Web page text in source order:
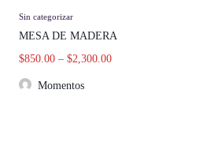
Sin categorizar
MESA DE MADERA
$850.00 – $2,300.00
Momentos